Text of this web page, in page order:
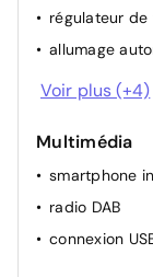
régulateur
allumage
volant
rétroviseur(s)
climatisation
Voir plus (+4)
Multimédia
smartphone
radio DAB
connexion